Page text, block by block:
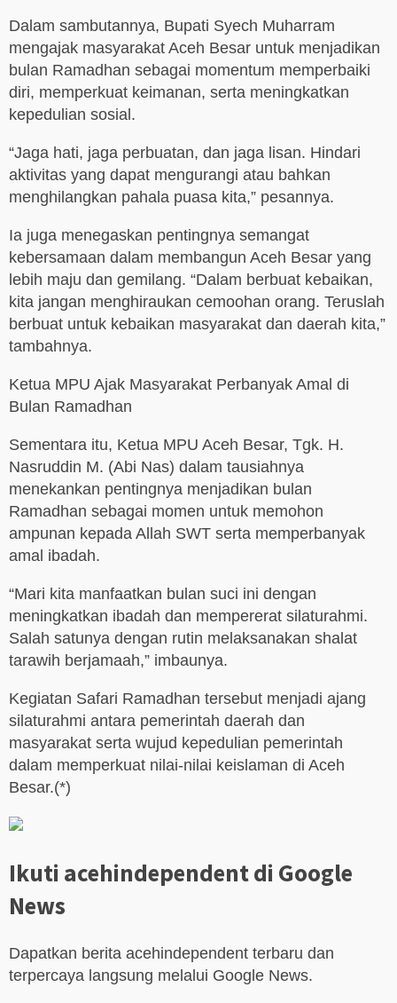
Dalam sambutannya, Bupati Syech Muharram
mengajak masyarakat Aceh Besar untuk menjadikan
bulan Ramadhan sebagai momentum memperbaiki
diri, memperkuat keimanan, serta meningkatkan
kepedulian sosial.
“Jaga hati, jaga perbuatan, dan jaga lisan. Hindari
aktivitas yang dapat mengurangi atau bahkan
menghilangkan pahala puasa kita,” pesannya.
Ia juga menegaskan pentingnya semangat
kebersamaan dalam membangun Aceh Besar yang
lebih maju dan gemilang. “Dalam berbuat kebaikan,
kita jangan menghiraukan cemoohan orang. Teruslah
berbuat untuk kebaikan masyarakat dan daerah kita,”
tambahnya.
Ketua MPU Ajak Masyarakat Perbanyak Amal di
Bulan Ramadhan
Sementara itu, Ketua MPU Aceh Besar, Tgk. H.
Nasruddin M. (Abi Nas) dalam tausiahnya
menekankan pentingnya menjadikan bulan
Ramadhan sebagai momen untuk memohon
ampunan kepada Allah SWT serta memperbanyak
amal ibadah.
“Mari kita manfaatkan bulan suci ini dengan
meningkatkan ibadah dan mempererat silaturahmi.
Salah satunya dengan rutin melaksanakan shalat
tarawih berjamaah,” imbaunya.
Kegiatan Safari Ramadhan tersebut menjadi ajang
silaturahmi antara pemerintah daerah dan
masyarakat serta wujud kepedulian pemerintah
dalam memperkuat nilai-nilai keislaman di Aceh
Besar.(*)
Ikuti acehindependent di Google
News
Dapatkan berita acehindependent terbaru dan
terpercaya langsung melalui Google News.